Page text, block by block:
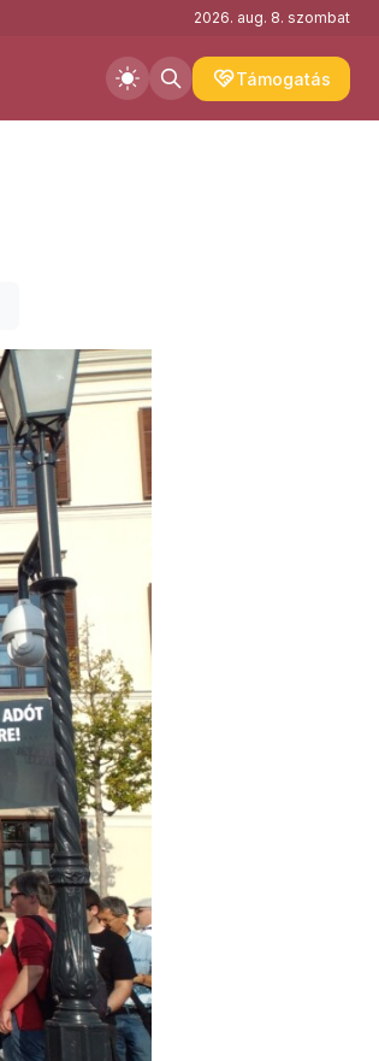
2026. aug. 8. szombat
Támogatás